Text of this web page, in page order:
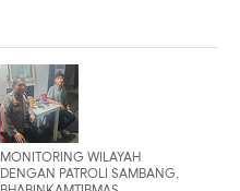
MONITORING WILAYAH
DENGAN PATROLI SAMBANG,